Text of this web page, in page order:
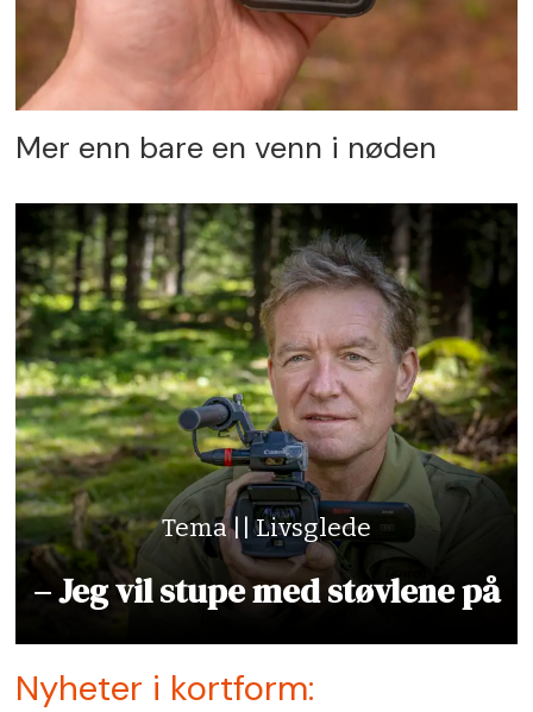
Mer enn bare en venn i nøden
Tema || Livsglede
– Jeg vil stupe med støvlene på
Nyheter i kortform: